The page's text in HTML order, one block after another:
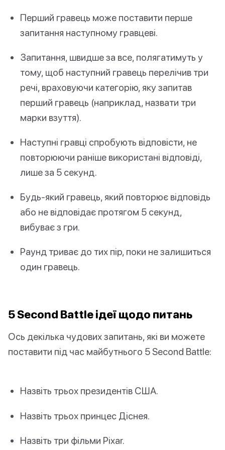
Перший гравець може поставити перше
запитання наступному гравцеві.
Запитання, швидше за все, полягатимуть у
тому, щоб наступний гравець перелічив три
речі, враховуючи категорію, яку запитав
перший гравець (наприклад, назвати три
марки взуття).
Наступні гравці спробують відповісти, не
повторюючи раніше використані відповіді,
лише за 5 секунд.
Будь-який гравець, який повторює відповідь
або не відповідає протягом 5 секунд,
вибуває з гри.
Раунд триває до тих пір, поки не залишиться
один гравець.
5 Second Battle ідеї щодо питань
Ось декілька чудових запитань, які ви можете
поставити під час майбутнього 5 Second Battle:
Назвіть трьох президентів США.
Назвіть трьох принцес Діснея.
Назвіть три фільми Pixar.